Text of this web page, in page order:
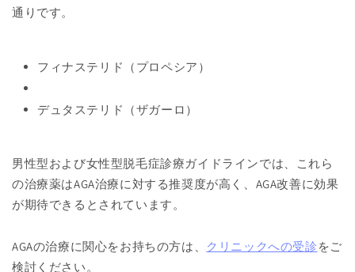
通りです。
フィナステリド（プロペシア）
デュタステリド（ザガーロ）
男性型および女性型脱毛症診療ガイドラインでは、これら
の治療薬はAGA治療に対する推奨度が高く、AGA改善に効果
が期待できるとされています。
AGAの治療に関心をお持ちの方は、 クリニックへの受診 をご
検討ください。